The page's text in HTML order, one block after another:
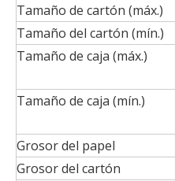
Tamaño de cartón (máx.)
Tamaño del cartón (mín.)
Tamaño de caja (máx.)
Tamaño de caja (mín.)
Grosor del papel
Grosor del cartón